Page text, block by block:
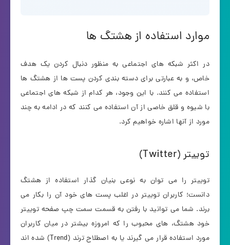
موارد استفاده از هشتگ ها
در اکثر شبکه های اجتماعی به منظور دنبال کردن یک هدف
خاص، و به عبارتی برای دسته بندی کردن پست ها از هشتگ ها
استفاده می کنند. با این وجود، هر کدام از شبکه های اجتماعی
با شیوه و قلق خاصی از آن استفاده می کنند که در ادامه به چند
مورد از آنها اشاره خواهیم کرد.
توییتر (Twitter)
توییتر را می توان به نوعی بنیان گذار استفاده از هشتگ
دانست؛ کاربران توییتر در اغلب پست های خود آن را بکار می
برند. شما می توانید با رفتن به قسمت سمت چپ صفحه توییتر
خود هشتگ، های محبوب را که امروزه بیشتر در میان کاربران
مورد استفاده قرار می گیرند یا به اصطلاح ترند (Trend) شده اند